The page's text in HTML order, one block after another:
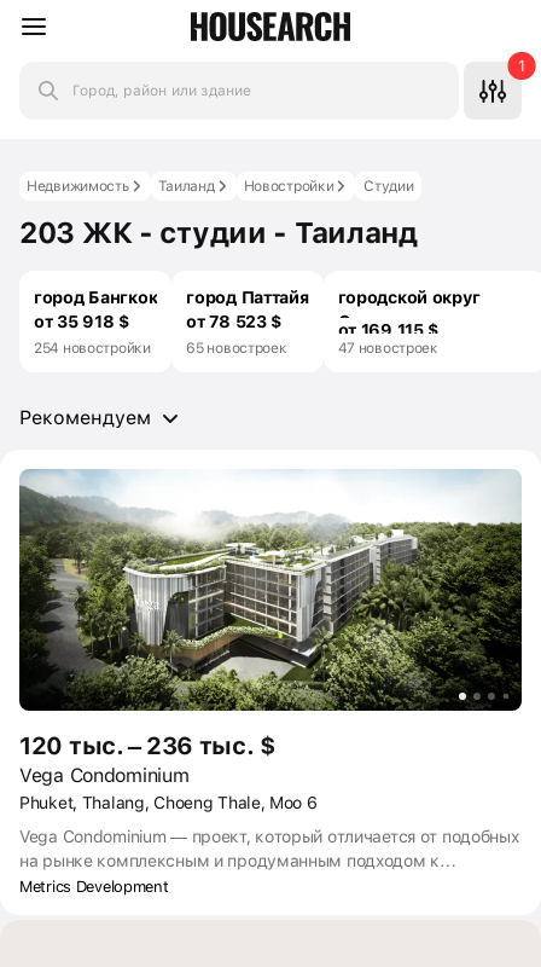
Город, район или здание
1
Студии
Новостройки
Таиланд
Недвижимость
203 ЖК - студии - Таиланд
город Бангкок
от 35 918 $
254 новостройки
город Паттайя
от 78 523 $
65 новостроек
городской округ
Самуи
от 169 115 $
47 новостроек
Рекомендуем
120 тыс. – 236 тыс. $
Vega Condominium
Phuket, Thalang, Choeng Thale, Moo 6
Vega Condominium — проект, который отличается от подобных
на рынке комплексным и продуманным подходом к
планированию жизни его будущих собственников. В
Metrics Development